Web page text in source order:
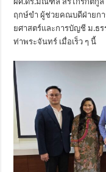
ฤกษ์ขำ ผู้ช่วยคณบดีฝ่ายก
ยศาสตร์และการบัญชี ม.ธ
ท่าพระจันทร์ เมื่อเร็ว ๆ นี้